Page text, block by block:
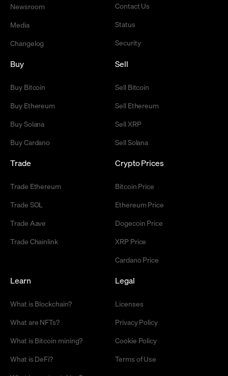
Newsroom
Media
Changelog
Contact Us
Status
Security
Buy
Buy Bitcoin
Buy Ethereum
Buy Solana
Buy Cardano
Sell
Sell Bitcoin
Sell Ethereum
Sell XRP
Sell Solana
Trade
Trade Ethereum
Trade SOL
Trade Aave
Trade Chainlink
Crypto Prices
Bitcoin Price
Ethereum Price
Dogecoin Price
XRP Price
Cardano Price
Learn
What is Blockchain?
What are NFTs?
What is Bitcoin mining?
What is DeFi?
Legal
Licenses
Privacy Policy
Cookie Policy
Terms of Use